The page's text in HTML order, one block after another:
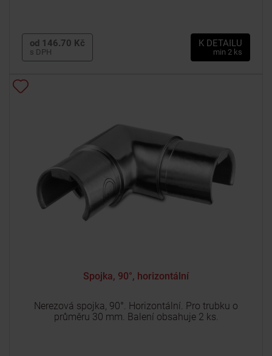
od 146.70 Kč
s DPH
K DETAILU
min 2 ks
Spojka, 90°, horizontální
Nerezová spojka, 90°. Horizontální. Pro trubku o
průměru 30 mm. Balení obsahuje 2 ks.